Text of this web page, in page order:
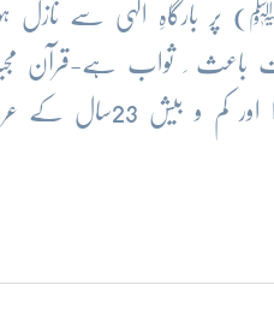
پر بارگاہِ الٰہی سے نازل
عرصے میں مکمل ...